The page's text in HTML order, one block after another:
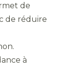
de
de réduire
à